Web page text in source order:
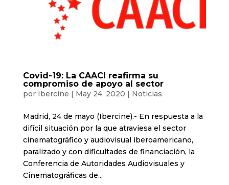
Covid-19: La CAACI reafirma su
compromiso de apoyo al sector
por Ibercine | May 24, 2020 | Noticias
Madrid, 24 de mayo (Ibercine).- En respuesta a la
difícil situación por la que atraviesa el sector
cinematográfico y audiovisual iberoamericano,
paralizado y con dificultades de financiación, la
Conferencia de Autoridades Audiovisuales y
Cinematográficas de...